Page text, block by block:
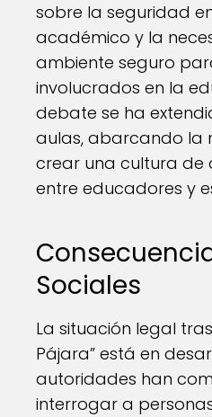
sobre la seguridad
académico y la
ambiente seguro
involucrados en la
debate se ha
aulas, abarcando la
crear una cultura de
entre educadores y
Sociales
La situación legal
Pájara” está en
autoridades han
interrogar a